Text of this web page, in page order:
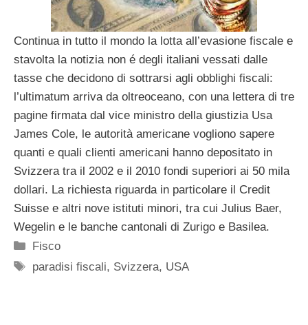
Continua in tutto il mondo la lotta all’evasione fiscale e
stavolta la notizia non é degli italiani vessati dalle
tasse che decidono di sottrarsi agli obblighi fiscali:
l’ultimatum arriva da oltreoceano, con una lettera di tre
pagine firmata dal vice ministro della giustizia Usa
James Cole, le autorità americane vogliono sapere
quanti e quali clienti americani hanno depositato in
Svizzera tra il 2002 e il 2010 fondi superiori ai 50 mila
dollari. La richiesta riguarda in particolare il Credit
Suisse e altri nove istituti minori, tra cui Julius Baer,
Wegelin e le banche cantonali di Zurigo e Basilea.
Categorie
Fisco
Tag
paradisi fiscali, Svizzera, USA